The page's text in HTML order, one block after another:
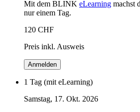
Mit dem BLINK eLearning machst
nur einem Tag.
120 CHF
Preis inkl. Ausweis
Anmelden
1 Tag (mit eLearning)
Samstag, 17. Okt. 2026